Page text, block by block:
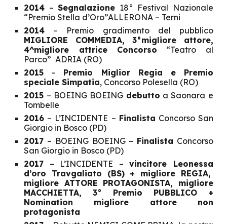
2014 –Segnalazione 18° Festival Nazionale
“Premio Stella d’Oro”ALLERONA – Terni
2014 – Premio gradimento del pubblico
MIGLIORE COMMEDIA, 3°migliore attore,
4^migliore attrice Concorso “Teatro al
Parco” ADRIA (RO)
2015 – Premio Miglior Regia e Premio
speciale Simpatia, Concorso Polesella (RO)
2015 – BOEING BOEING debutto a Saonara e
Tombelle
2016 – L’INCIDENTE – Finalista Concorso San
Giorgio in Bosco (PD)
2017 – BOEING BOEING – Finalista Concorso
San Giorgio in Bosco (PD)
2017 – L’INCIDENTE –vincitore Leonessa
d’oro Travgaliato (BS) + migliore REGIA,
migliore ATTORE PROTAGONISTA, migliore
MACCHIETTA, 3° Premio PUBBLICO +
Nomination migliore attore non
protagonista